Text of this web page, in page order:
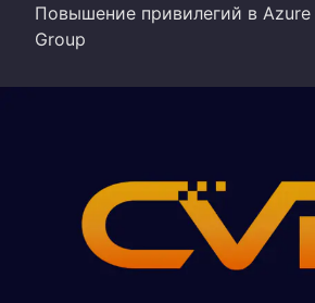
Повышение привилегий в
Group